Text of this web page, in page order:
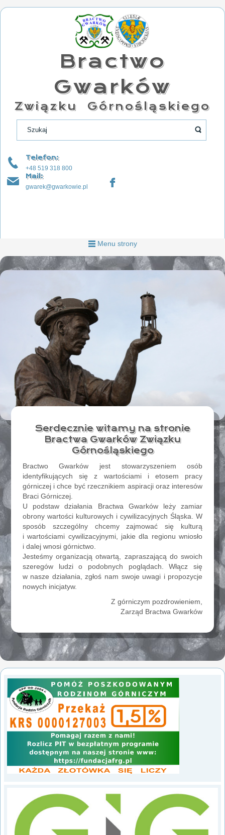
Bractwo
Gwarków
Związku Górnośląskiego
Telefon:
+48 519 318 800
Mail:
gwarek@gwarkowie.pl
Menu strony
Serdecznie witamy na stronie
Bractwa Gwarków Związku
Górnośląskiego
Bractwo Gwarków jest stowarzyszeniem osób
identyfikujących się z wartościami i etosem pracy
górniczej i chce być rzecznikiem aspiracji oraz interesów
Braci Górniczej.
U podstaw działania Bractwa Gwarków leży zamiar
obrony wartości kulturowych i cywilizacyjnych Śląska. W
sposób szczególny chcemy zajmować się kulturą
i wartościami cywilizacyjnymi, jakie dla regionu wniosło
i dalej wnosi górnictwo.
Jesteśmy organizacją otwartą, zapraszającą do swoich
szeregów ludzi o podobnych poglądach. Włącz się
w nasze działania, zgłoś nam swoje uwagi i propozycje
nowych inicjatyw.
Z górniczym pozdrowieniem,
Zarząd Bractwa Gwarków